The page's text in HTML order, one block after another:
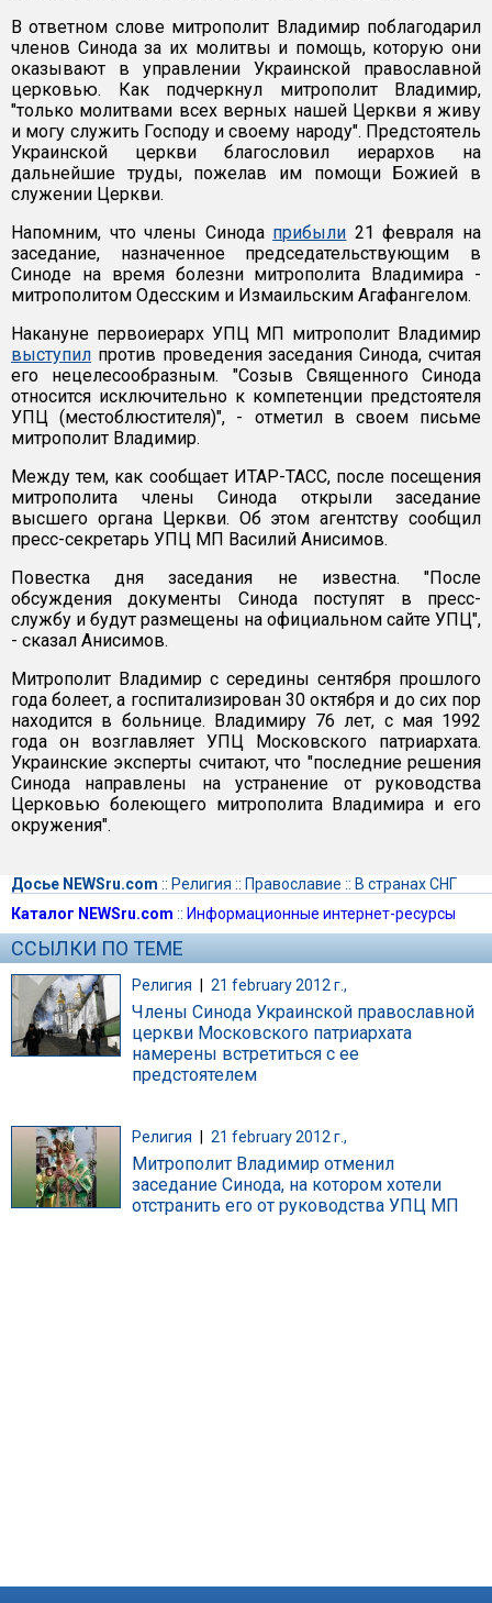
В ответном слове митрополит Владимир поблагодарил
членов Синода за их молитвы и помощь, которую они
оказывают в управлении Украинской православной
церковью. Как подчеркнул митрополит Владимир,
"только молитвами всех верных нашей Церкви я живу
и могу служить Господу и своему народу". Предстоятель
Украинской церкви благословил иерархов на
дальнейшие труды, пожелав им помощи Божией в
служении Церкви.
Напомним, что члены Синода прибыли 21 февраля на
заседание, назначенное председательствующим в
Синоде на время болезни митрополита Владимира -
митрополитом Одесским и Измаильским Агафангелом.
Накануне первоиерарх УПЦ МП митрополит Владимир
выступил против проведения заседания Синода, считая
его нецелесообразным. "Созыв Священного Синода
относится исключительно к компетенции предстоятеля
УПЦ (местоблюстителя)", - отметил в своем письме
митрополит Владимир.
Между тем, как сообщает ИТАР-ТАСС, после посещения
митрополита члены Синода открыли заседание
высшего органа Церкви. Об этом агентству сообщил
пресс-секретарь УПЦ МП Василий Анисимов.
Повестка дня заседания не известна. "После
обсуждения документы Синода поступят в пресс-
службу и будут размещены на официальном сайте УПЦ",
- сказал Анисимов.
Митрополит Владимир с середины сентября прошлого
года болеет, а госпитализирован 30 октября и до сих пор
находится в больнице. Владимиру 76 лет, с мая 1992
года он возглавляет УПЦ Московского патриархата.
Украинские эксперты считают, что "последние решения
Синода направлены на устранение от руководства
Церковью болеющего митрополита Владимира и его
окружения".
Досье NEWSru.com :: Религия :: Православие :: В странах СНГ
Каталог NEWSru.com :: Информационные интернет-ресурсы
ССЫЛКИ ПО ТЕМЕ
Религия | 21 february 2012 г.,
Члены Синода Украинской православной
церкви Московского патриархата
намерены встретиться с ее
предстоятелем
Религия 21 february 2012 г.,
Митрополит Владимир отменил
заседание Синода, на котором хотели
отстранить его от руководства УПЦ МП